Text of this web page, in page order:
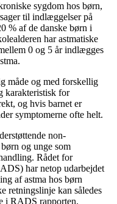
sygdom hos børn,
til indlæggelser på
% af de danske børn i
har astmatiske
0 og 5 år indlægges
måde og med forskellig
karakteristisk for
og hvis barnet er
symptomerne ofte helt.
non-
og unge som
Rådet for
har netop udarbejdet
af astma hos børn
retningslinje kan således
i RADS rapporten.